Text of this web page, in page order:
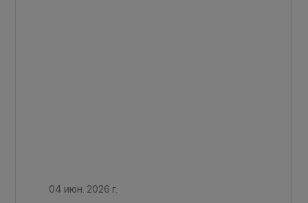
04 июн. 2026 г.